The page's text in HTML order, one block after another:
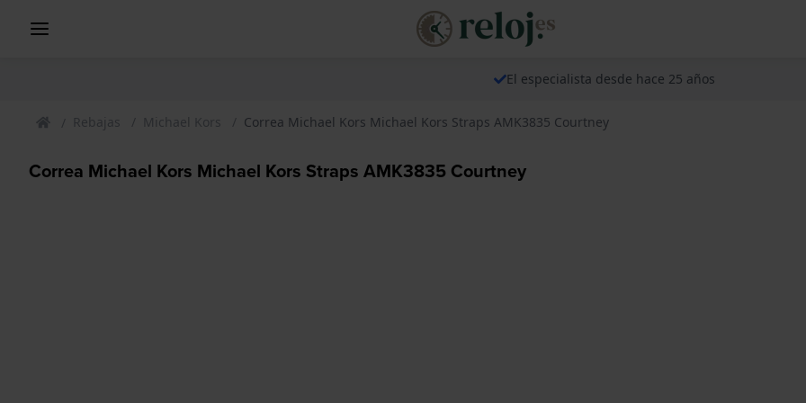
El especialista desde hace 25 años
Rebajas Michael Kors Correa Michael Kors Michael Kors Straps AMK3835 Courtney
Correa Michael Kors Michael Kors Straps AMK3835 Courtney